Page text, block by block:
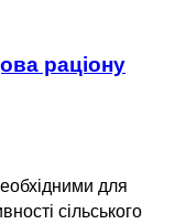
раціону
для
сільського